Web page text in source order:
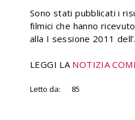
Sono stati pubblicati i
filmici che hanno
alla I sessione 2011
LEGGI LA NOTIZIA
Letto da: 85